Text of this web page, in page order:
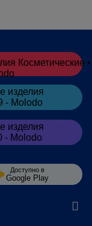
Доступно в
Google Play